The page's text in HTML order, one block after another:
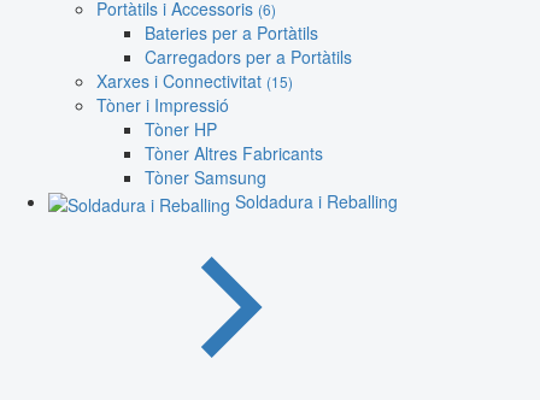
Portàtils i Accessoris (6)
Bateries per a Portàtils
Carregadors per a Portàtils
Xarxes i Connectivitat (15)
Tòner i Impressió
Tòner HP
Tòner Altres Fabricants
Tòner Samsung
Soldadura i Reballing